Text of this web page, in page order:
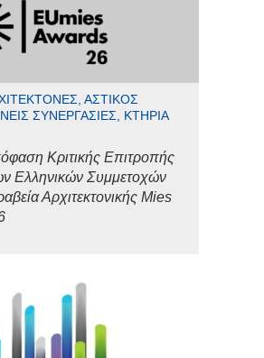
ΑΣΤΙΚΌΣ
ΣΥΝΕΡΓΑΣΊΕΣ, ΚΤΉΡΙΑ
Κριτικής Επιτροπής
Ελληνικών Συμμετοχών
Αρχιτεκτονικής Mies